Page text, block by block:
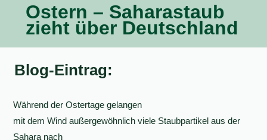
Ostern – Saharastaub
zieht über Deutschland
Blog-Eintrag:
Während der Ostertage gelangen
mit dem Wind außergewöhnlich viele Staubpartikel aus der
Sahara nach